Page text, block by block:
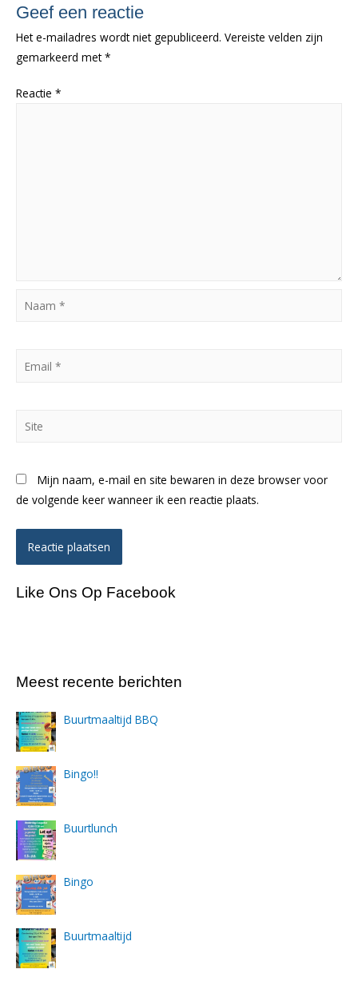
Geef een reactie
Het e-mailadres wordt niet gepubliceerd. Vereiste velden zijn
gemarkeerd met*
Reactie *
Naam
Mijn naam, e-mail en site bewaren in deze browser voor
de volgende keer wanneer ik een reactie plaats.
Like Ons Op Facebook
Meest recente berichten
Buurtmaaltijd BBQ
Bingo!!
Buurtlunch
Bingo
Buurtmaaltijd